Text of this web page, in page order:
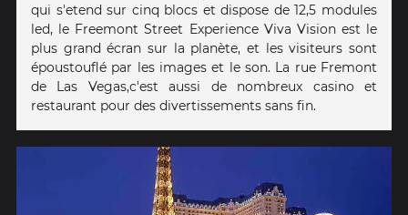
qui s'etend sur cinq blocs et dispose de 12,5 modules
led, le Freemont Street Experience Viva Vision est le
plus grand écran sur la planète, et les visiteurs sont
époustouflé par les images et le son. La rue Fremont
de Las Vegas,c'est aussi de nombreux casino et
restaurant pour des divertissements sans fin.